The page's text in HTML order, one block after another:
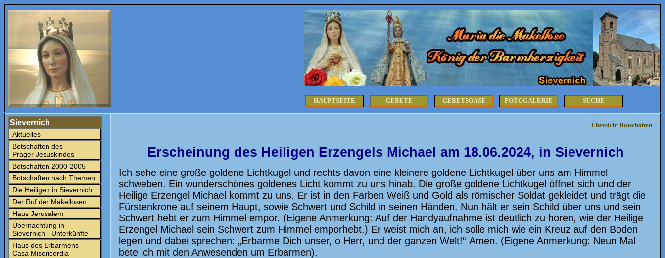
HAUPTSEITE GEBETE GEBETSOASE FOTOGALERIE SUCHE
Sievernich
Aktuelles
Botschaften des
Prager Jesuskindes
Botschaften 2000-2005
Botschaften nach Themen
Die Heiligen in Sievernich
Der Ruf der Makellosen
Haus Jerusalem
Übernachtung in
Sievernich - Unterkünfte
Haus des Erbarmens
Casa Misericordia
Übersicht Botschaften
Erscheinung des Heiligen Erzengels Michael am 18.06.2024, in Sievernich
Ich sehe eine große goldene Lichtkugel und rechts davon eine kleinere goldene Lichtkugel über uns am Himmel
schweben. Ein wunderschönes goldenes Licht kommt zu uns hinab. Die große goldene Lichtkugel öffnet sich und der
Heilige Erzengel Michael kommt zu uns. Er ist in den Farben Weiß und Gold als römischer Soldat gekleidet und trägt die
Fürstenkrone auf seinem Haupt, sowie Schwert und Schild in seinen Händen. Nun hält er sein Schild über uns und sein
Schwert hebt er zum Himmel empor. (Eigene Anmerkung: Auf der Handyaufnahme ist deutlich zu hören, wie der Heilige
Erzengel Michael sein Schwert zum Himmel emporhebt.) Er weist mich an, ich solle mich wie ein Kreuz auf den Boden
legen und dabei sprechen: „Erbarme Dich unser, o Herr, und der ganzen Welt!“ Amen. (Eigene Anmerkung: Neun Mal
bete ich mit den Anwesenden um Erbarmen).